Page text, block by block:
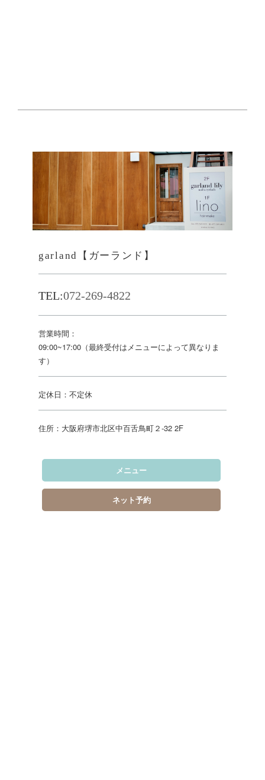
garland【ガーランド】
TEL:072-269-4822
営業時間：
09:00~17:00（最終受付はメニューによって異なりま
す）
定休日：不定休
住所：大阪府堺市北区中百舌鳥町２-32 2F
メニュー
ネット予約